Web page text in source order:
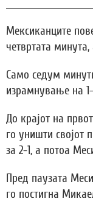
Мексиканците
четвртата
Само седум
израмнување на 1-
До крајот на
го уништи својот
за 2-1, а потоа
Пред паузата
го постигна